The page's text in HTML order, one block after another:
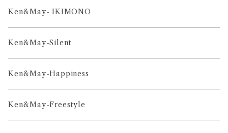
舞-series
凛-series
雅-series
和-series
Ken&May- IKIMONO
Ken&May-Silent
Ken&May-Happiness
Ken&May-Freestyle